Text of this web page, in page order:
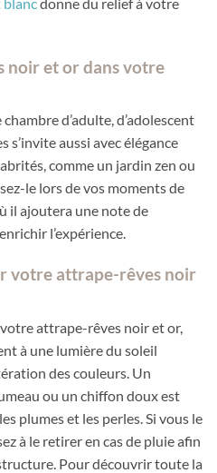
noir et or dans votre
d’adulte, d’adolescent
s’invite aussi avec élégance
comme un jardin zen ou
le lors de vos moments de
il ajoutera une note de
l’expérience.
votre attrape-rêves noir
attrape-rêves noir et or,
à une lumière du soleil
des couleurs. Un
ou un chiffon doux est
plumes et les perles. Si vous le
à le retirer en cas de pluie afin
Pour découvrir toute la